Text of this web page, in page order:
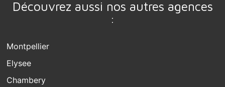
Découvrez aussi nos autres agences
:
Montpellier
Elysee
Chambery